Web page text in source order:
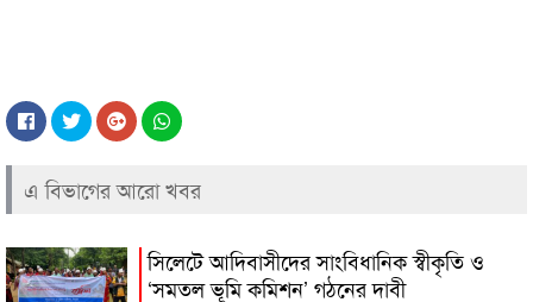
এ বিভাগের আরো খবর
সিলেটে আদিবাসীদের সাংবিধানিক স্বীকৃতি ও
‘সমতল ভূমি কমিশন’ গঠনের দাবী